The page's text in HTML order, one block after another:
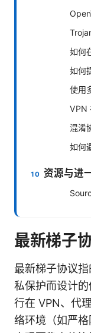
如何
如何
使用
VPN
混淆
如何
资源与进
最新梯子
最新梯子协议
私保护而设计
行在 VPN、代
络环境（如严